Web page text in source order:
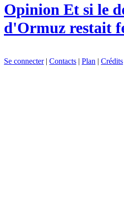
Opinion Et si le
d'Ormuz restait
Se connecter| Contacts | Plan | Crédits